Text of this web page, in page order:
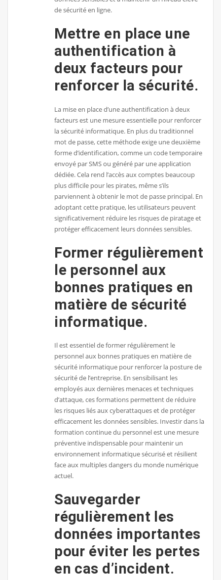
de sécurité en ligne.
Mettre en place une
authentification à
deux facteurs pour
renforcer la sécurité.
La mise en place d’une authentification à deux
facteurs est une mesure essentielle pour renforcer
la sécurité informatique. En plus du traditionnel
mot de passe, cette méthode exige une deuxième
forme d’identification, comme un code temporaire
envoyé par SMS ou généré par une application
dédiée. Cela rend l’accès aux comptes beaucoup
plus difficile pour les pirates, même s’ils
parviennent à obtenir le mot de passe principal. En
adoptant cette pratique, les utilisateurs peuvent
significativement réduire les risques de piratage et
protéger efficacement leurs données sensibles.
Former régulièrement
le personnel aux
bonnes pratiques en
matière de sécurité
informatique.
Il est essentiel de former régulièrement le
personnel aux bonnes pratiques en matière de
sécurité informatique pour renforcer la posture de
sécurité de l’entreprise. En sensibilisant les
employés aux dernières menaces et techniques
d’attaque, ces formations permettent de réduire
les risques liés aux cyberattaques et de protéger
efficacement les données sensibles. Investir dans la
formation continue du personnel est une mesure
préventive indispensable pour maintenir un
environnement informatique sécurisé et résilient
face aux multiples dangers du monde numérique
actuel.
Sauvegarder
régulièrement les
données importantes
pour éviter les pertes
en cas d’incident.